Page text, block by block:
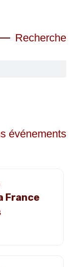
Recherche
événements
France